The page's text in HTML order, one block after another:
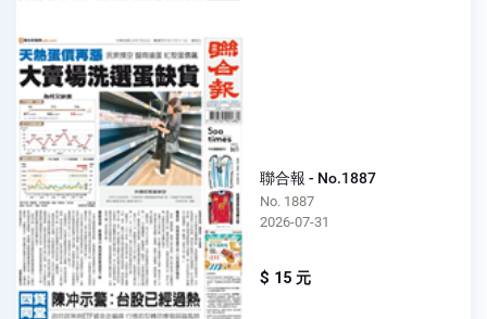
聯合報 - No.1887
No. 1887
2026-07-31
$ 15 元